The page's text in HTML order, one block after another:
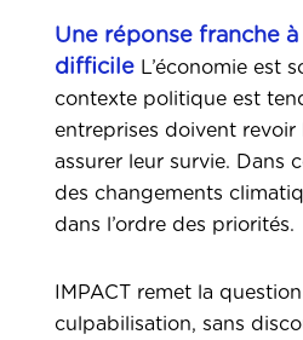
Une réponse franche
difficile L’économie est
contexte politique est
entreprises doivent
assurer leur survie. Dans
des changements
dans l’ordre des priorités.
IMPACT remet la
culpabilisation, sans